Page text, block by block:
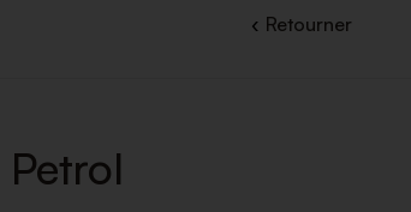
Retourner